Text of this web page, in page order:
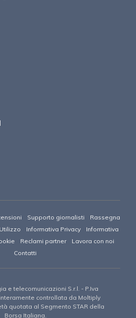
Supporto giornalisti
Rassegna
Informativa Privacy
Informativa
Reclami partner
Lavora con noi
Contatti
e telecomunicazioni S.r.l. - P.Iva
controllata da Moltiply
quotata al Segmento STAR della
Borsa Italiana.